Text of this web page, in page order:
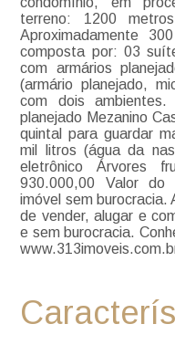
terreno: 1200
Aproximadamente
composta por: 03
com armários
(armário planejado,
com dois
planejado Mezanino
quintal para guardar
mil litros (água da
eletrônico Árvores
930.000,00 Valor do
imóvel sem burocracia.
de vender, alugar e
e sem burocracia.